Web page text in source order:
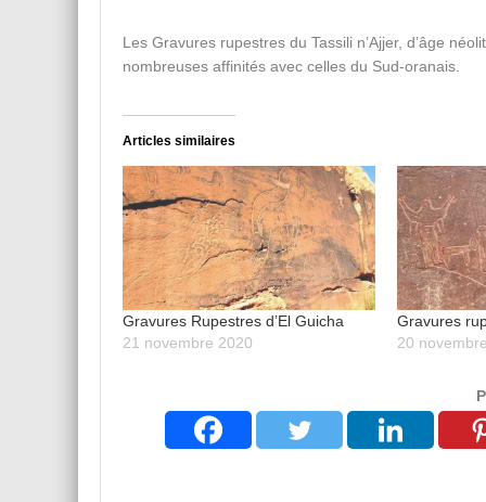
Les Gravures rupestres du Tassili n’Ajjer, d’âge
nombreuses affinités avec celles du Sud-oranais.
Articles similaires
Gravures Rupestres d’El Guicha
21 novembre 2020
Gravures
20